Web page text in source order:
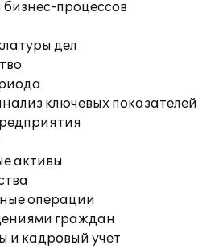
процессов
дел
ключевых показателей
активы
операции
граждан
и кадровый учет